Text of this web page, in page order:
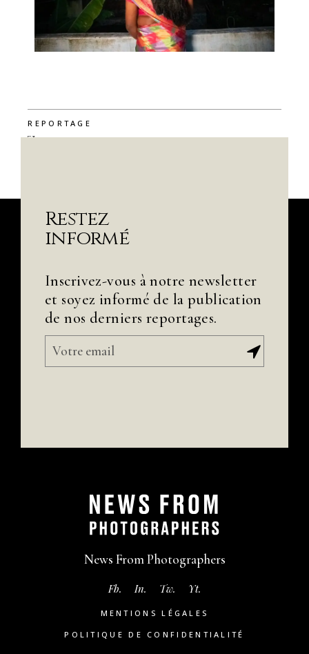
REPORTAGE
Restez
informé
Inscrivez-vous à notre newsletter
et soyez informé de la publication
de nos derniers reportages.
News From Photographers
Fb. In. Tw. Yt.
MENTIONS LÉGALES
POLITIQUE DE CONFIDENTIALITÉ